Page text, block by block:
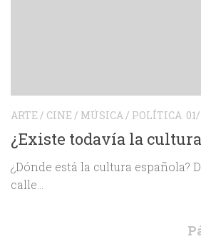
ARTE / CINE / MÚSICA / POLÍTICA
¿Existe todavía la
¿Dónde está la cultura española?
calle…